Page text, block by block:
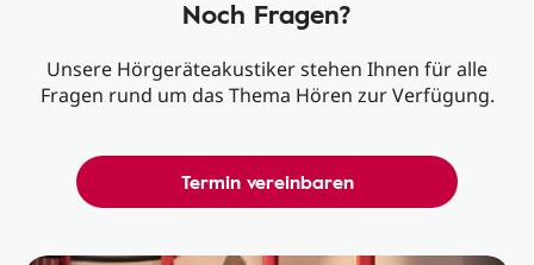
Noch Fragen?
Unsere Hörgeräteakustiker stehen Ihnen für alle
Fragen rund um das Thema Hören zur Verfügung.
Termin vereinbaren